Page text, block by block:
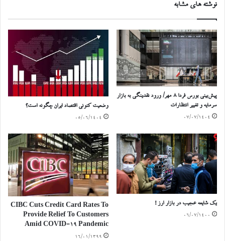
نوشته های مشابه
پیش‌بینی بورس فردا ۸ مهر/ ورود نقدینگی به بازار
سرمایه و تغییر انتظارات
۰۷/۰۷/۱۴۰۴
وضعیت کنونی اقتصاد ایران چگونه است؟
۰۵/۰۶/۱۴۰۴
یک شایعه عجیب در بازار ارز !
۰۶/۰۷/۱۴۰۰
CIBC Cuts Credit Card Rates To
Provide Relief To Customers
Amid COVID-19 Pandemic
۱۶/۰۱/۱۳۹۹